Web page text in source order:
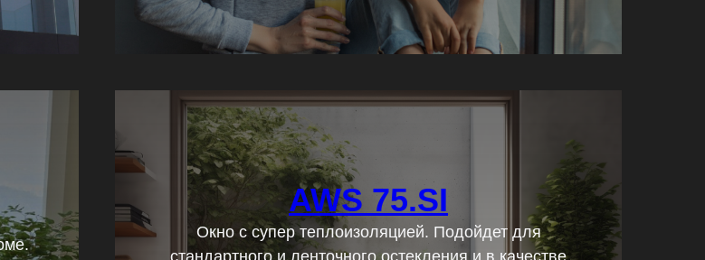
AWS 75.SI
Окно с супер теплоизоляцией. Подойдет для
стандартного и ленточного остекления и в качестве